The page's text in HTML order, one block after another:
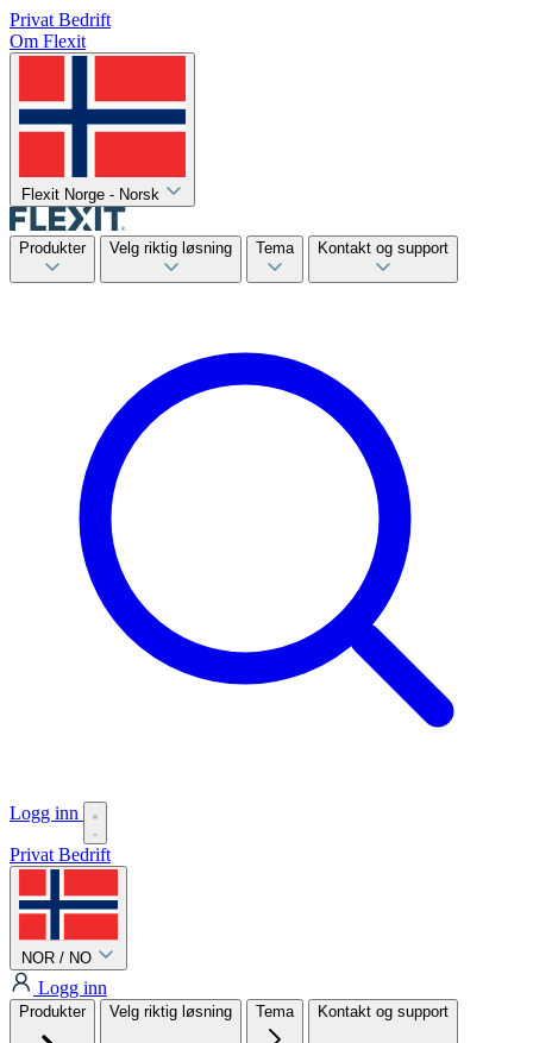
Privat Bedrift
Om Flexit
Flexit Norge - Norsk
Produkter Velg riktig løsning Tema Kontakt og support
Logg inn
Privat Bedrift
NOR / NO
Logg inn
Produkter Velg riktig løsning Tema Kontakt og support